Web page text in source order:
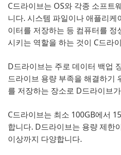
C드라이브는 OS와 각종 소프트
니다. 시스템 파일이나 애플리케
이터를 저장하는 등 컴퓨터를
시키는 역할을 하는 것이 C드라
D드라이브는 주로 데이터 백업
드라이브 용량 부족을 해결하기
를 저장하는 장소로 D드라이브
C드라이브는 최소 100GB에서
합니다. D드라이브는 용량 제한
이상까지 다양합니다.